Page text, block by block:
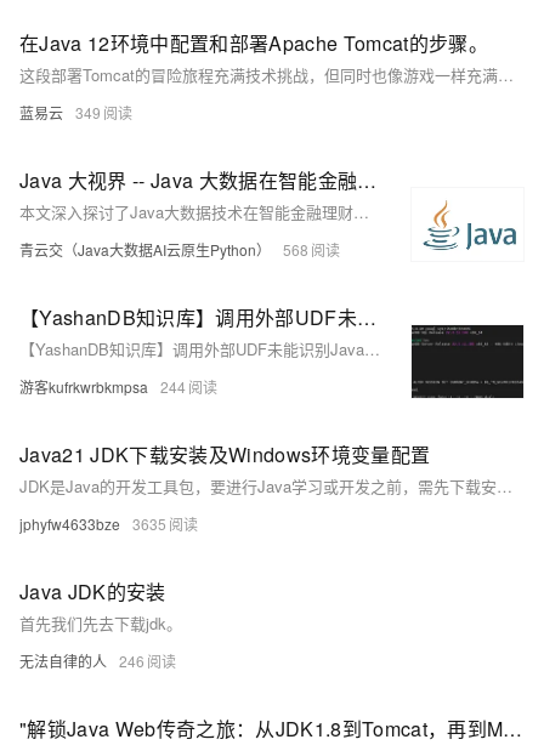
在Java 12环境中配置和部署Apache Tomcat的步骤。
这段部署Tomcat的冒险旅程充满技术挑战，但同时也像游戏一样充满乐趣。它需要你提前准备，仔细执行，并随时准备解决意外情况。成功后，你就可以在这匹强壮的网络野马上，带着你的Java应用，冲向Web开发的璀璨星空。
蓝易云 349
Java 大视界 -- Java 大数据在智能金融理财产品风险评估与个性化配置中的应用（195）
本文深入探讨了Java大数据技术在智能金融理财产品风险评估与个性化配置中的关键应用。通过高效的数据采集、存储与分析，Java大数据技术助力金融机构实现精准风险评估与个性化推荐，提升投资收益并降低风险。
青云交（Java大数据AI云原生Python） 568
【YashanDB知识库】调用外部UDF未能识别Java环境配置
【YashanDB知识库】调用外部UDF未能识别Java环境配置
游客kufrkwrbkmpsa 244
Java21 JDK下载安装及Windows环境变量配置
JDK是Java的开发工具包，要进行Java学习或开发之前，需先下载安装，下载地址如下：提示：这网址里面有三个扩展名的文件，分别是“.zip”、“.exe”和“.msi”，鄙人选择的是.exe的文件，下方的安装和环境的配置也是安装该文件的安装程序进行的。
jphyfw4633bze 3635
Java JDK的安装
首先我们先去下载jdk。
无法自律的人 246
"解锁Java Web传奇之旅：从JDK1.8到Tomcat，再到MariaDB，一场跨越数据库的冒险安装盛宴，挑战你的技术极限！"